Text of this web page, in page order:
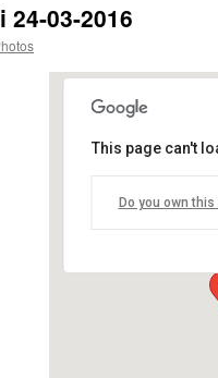
24-03-2016
This page can't
Do you own